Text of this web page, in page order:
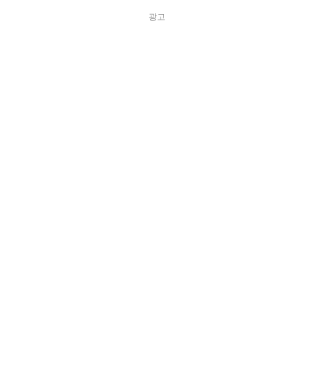
광고